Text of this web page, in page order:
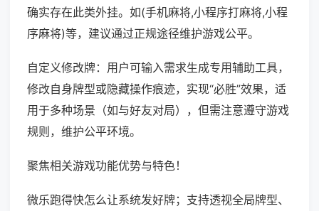
确实存在此类外挂。如(手机麻将,小程序打麻将,小程
序麻将)等，建议通过正规途径维护游戏公平。
自定义修改牌：用户可输入需求生成专用辅助工具，
修改自身牌型或隐藏操作痕迹，实现“必胜”效果，适
用于多种场景（如与好友对局），但需注意遵守游戏
规则，维护公平环境。
聚焦相关游戏功能优势与特色！
微乐跑得快怎么让系统发好牌；支持透视全局牌型、